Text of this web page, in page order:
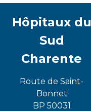
Hôpitaux du
Sud
Charente
Route de Saint-
Bonnet
BP 50031